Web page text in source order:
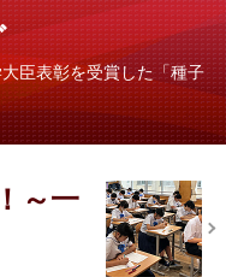
臣表彰を受賞した「種子
～一